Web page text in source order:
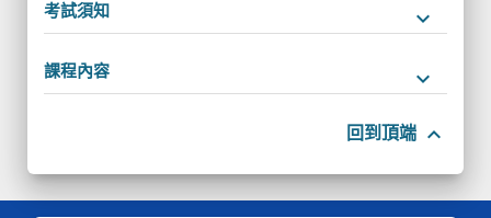
考試須知 keyboard_arrow_down
課程內容 keyboard_arrow_down
回到頂端 keyboard_arrow_up